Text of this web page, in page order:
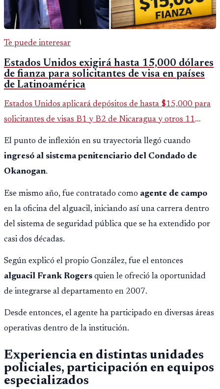
Te puede interesar
Estados Unidos exigirá hasta 15,000 dólares
de fianza para solicitantes de visa en países
de Latinoamérica
Estados Unidos aplicará depósitos de hasta $15,000 para
solicitantes de visas B1 y B2 de Nicaragua y otros 11
países. La medida afecta a más de 50 naciones bajo nuevas
políticas migratorias.
El punto de inflexión en su trayectoria llegó cuando
ingresó al sistema penitenciario del Condado de
Okanogan.
Ese mismo año, fue contratado como agente de campo
en la oficina del alguacil, iniciando así una carrera dentro
del sistema de seguridad pública que se ha extendido por
casi dos décadas.
Según explicó el propio González, fue el entonces
alguacil Frank Rogers quien le ofreció la oportunidad
de integrarse al departamento en 2007.
Desde entonces, el agente ha participado en diversas áreas
operativas dentro de la institución.
Experiencia en distintas unidades
policiales, participación en equipos
especializados